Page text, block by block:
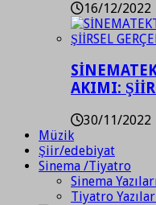
16/12/2022
AKIMI:
30/11/2022
Müzik
Şiir/edebiyat
Sinema /Tiyatro
Sinema
Tiyatro